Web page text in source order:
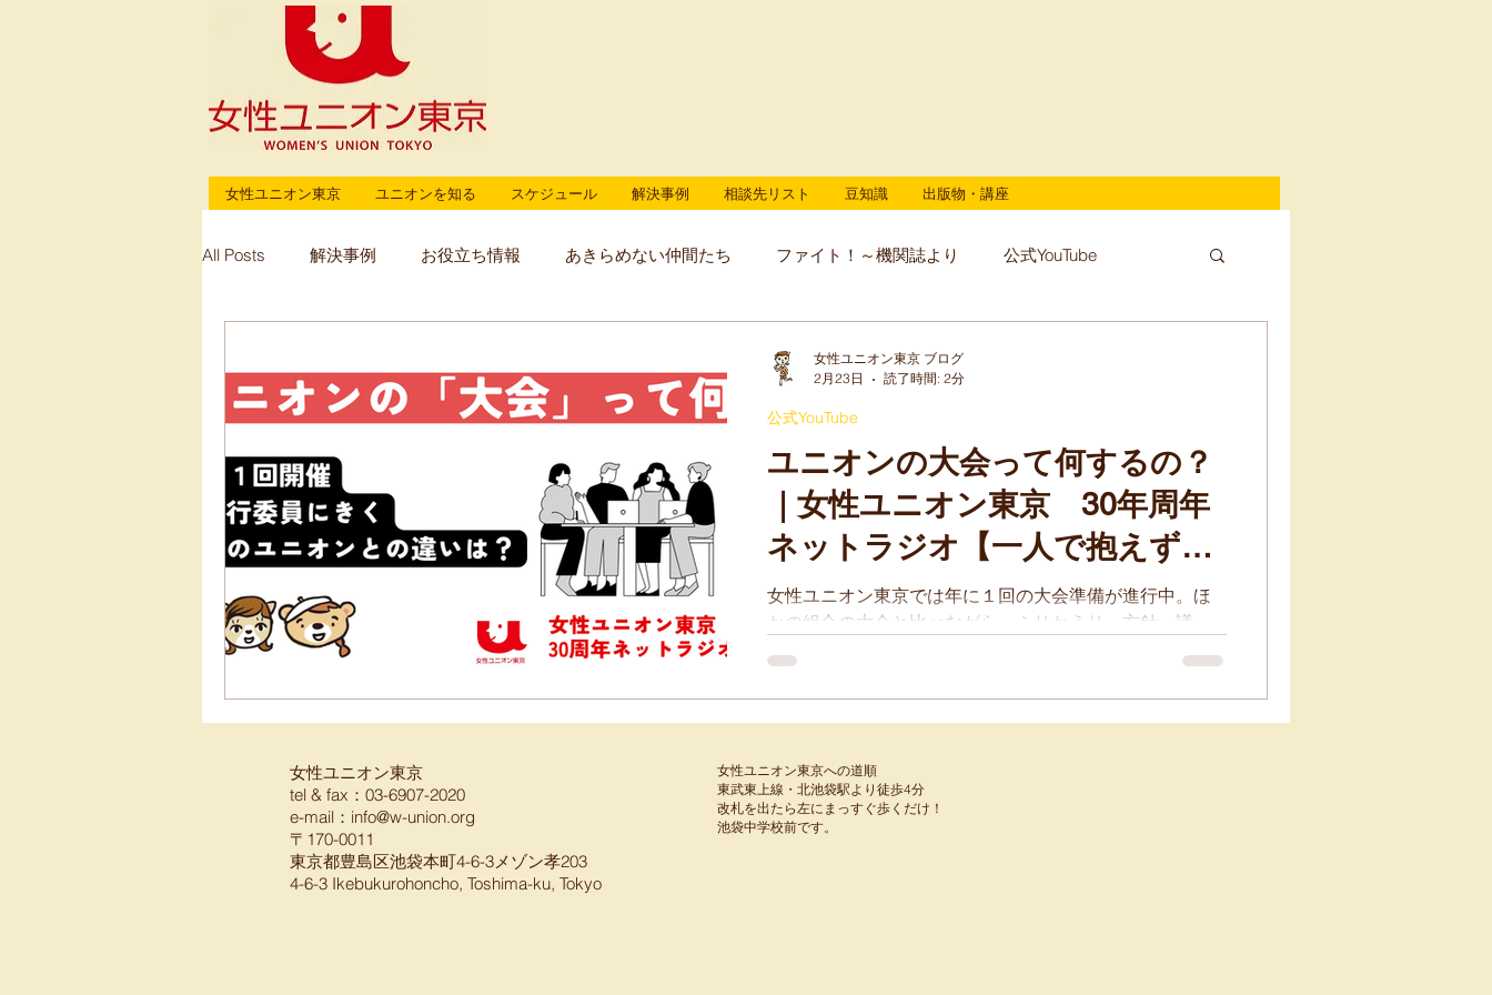
女性ユニオン東京 ユニオンを知る スケジュール 解決事例 相談先リスト 豆知識 出版物・講座
All Posts 解決事例 お役立ち情報 あきらめない仲間たち ファイト！～機関誌より 公式YouTube
ユニオンの大会って何するの？
｜女性ユニオン東京 30年周年
ネットラジオ【一人で抱えず、
相談してね！】
女性ユニオン東京では年に１回の大会準備が進行中。ほ
かの組合の大会と比べながら、ふりかえり・方針・議
公式YouTube
女性ユニオン東京 ブログ
2月23日
読了時間: 2分
女性ユニオン東京
tel & fax：03-6907-2020
e-mail： info@w-union.org
〒170-0011
東京都豊島区池袋本町4-6-3メゾン孝203
4-6-3 Ikebukurohoncho, Toshima-ku, Tokyo
女性ユニオン東京への道順
東武東上線・北池袋駅より徒歩4分
​改札を出たら左にまっすぐ歩くだけ！
​池袋中学校前です。